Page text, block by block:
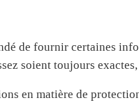
de fournir certaines
soient toujours
en matière de